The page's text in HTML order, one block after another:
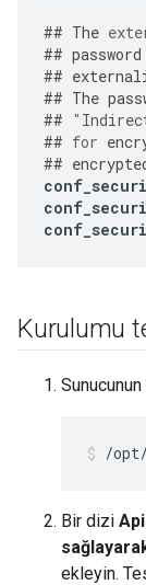
## The
## password
##
## The
## "
## for
##
Kurulumu
Sunucunun
/
Bir dizi
ekleyin.